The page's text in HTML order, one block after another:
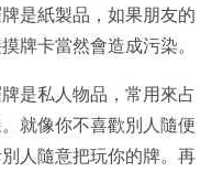
牌是紙製品，如果朋友的
牌卡當然會造成污染。
牌是私人物品，常用來占
就像你不喜歡別人隨便
人隨意把玩你的牌。再